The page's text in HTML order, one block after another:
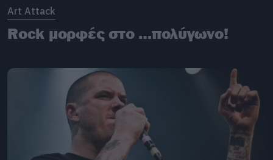
Art Attack
Rock μορφές στο …πολύγωνο!